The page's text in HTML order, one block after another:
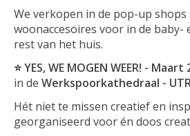
We verkopen in de pop-up
woonaccesoires voor in de baby-
rest van het huis.
⭐ YES, WE MOGEN WEER! - Maart
in de Werkspoorkathedraal -
Hét niet te missen creatief en
georganiseerd voor én doos